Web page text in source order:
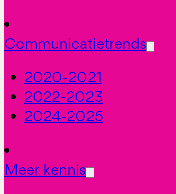
Communicatietrends
2020-2021
2022-2023
2024-2025
Meer kennis